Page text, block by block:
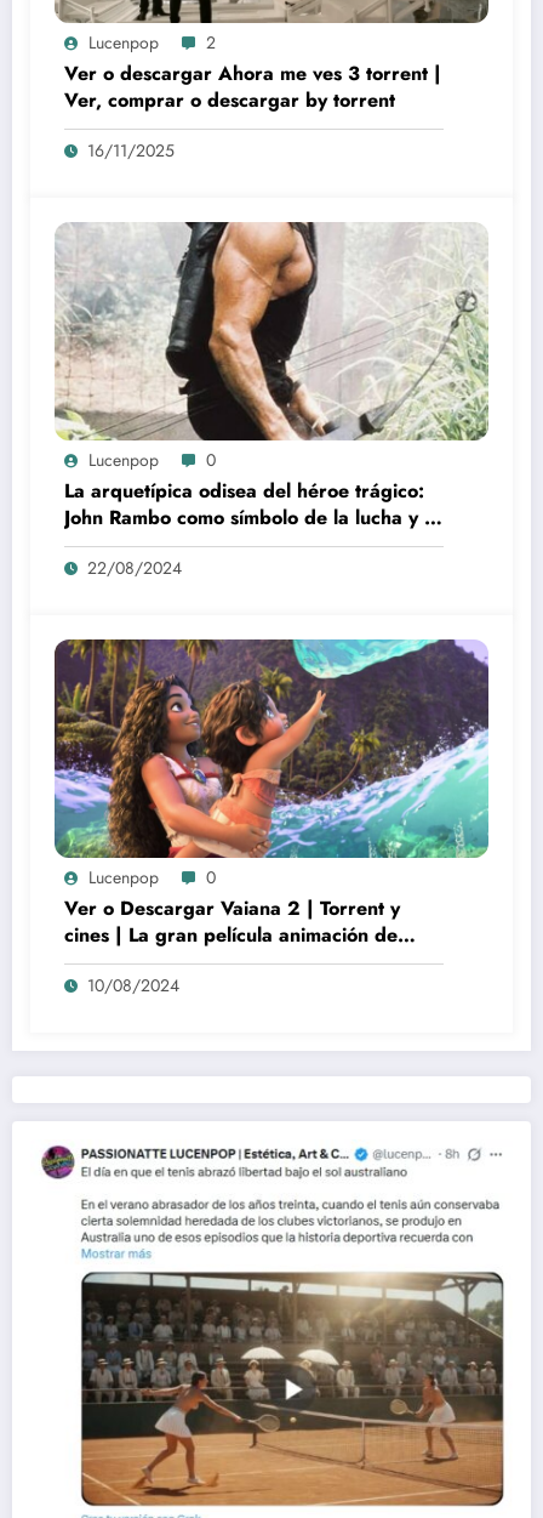
Lucenpop 2
Ver o descargar Ahora me ves 3 torrent |
Ver, comprar o descargar by torrent
16/11/2025
Lucenpop 0
La arquetípica odisea del héroe trágico:
John Rambo como símbolo de la lucha y la
alienación en la modernidad
22/08/2024
Lucenpop 0
Ver o Descargar Vaiana 2 | Torrent y
cines | La gran película animación de
culto Disney | *****
10/08/2024